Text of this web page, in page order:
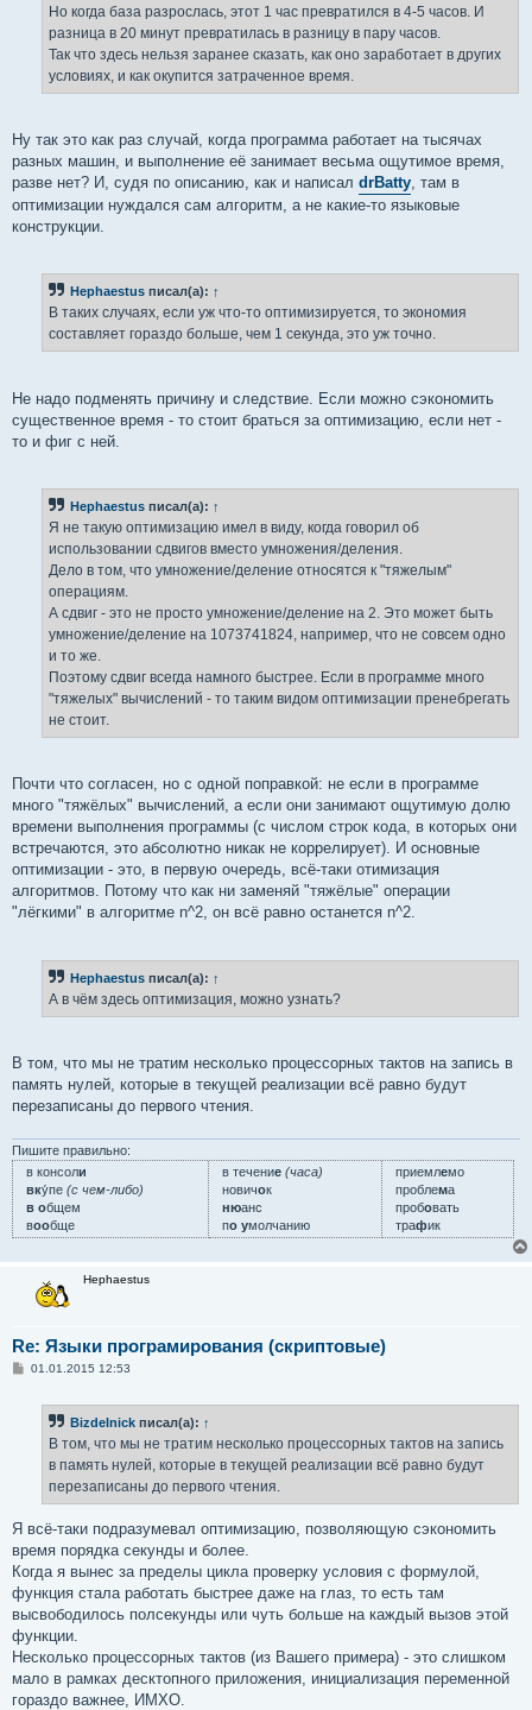
Но когда база разрослась, этот 1 час превратился в 4-5 часов. И
разница в 20 минут превратилась в разницу в пару часов.
Так что здесь нельзя заранее сказать, как оно заработает в других
условиях, и как окупится затраченное время.
Ну так это как раз случай, когда программа работает на тысячах
разных машин, и выполнение её занимает весьма ощутимое время,
разве нет? И, судя по описанию, как и написал drBatty , там в
оптимизации нуждался сам алгоритм, а не какие-то языковые
конструкции.
Hephaestus писал(а): ↑
В таких случаях, если уж что-то оптимизируется, то экономия
составляет гораздо больше, чем 1 секунда, это уж точно.
Не надо подменять причину и следствие. Если можно сэкономить
существенное время - то стоит браться за оптимизацию, если нет -
то и фиг с ней.
Hephaestus писал(а): ↑
Я не такую оптимизацию имел в виду, когда говорил об
использовании сдвигов вместо умножения/деления.
Дело в том, что умножение/деление относятся к "тяжелым"
операциям.
А сдвиг - это не просто умножение/деление на 2. Это может быть
умножение/деление на 1073741824, например, что не совсем одно
и то же.
Поэтому сдвиг всегда намного быстрее. Если в программе много
"тяжелых" вычислений - то таким видом оптимизации пренебрегать
не стоит.
Почти что согласен, но с одной поправкой: не если в программе
много "тяжёлых" вычислений, а если они занимают ощутимую долю
времени выполнения программы (с числом строк кода, в которых они
встречаются, это абсолютно никак не коррелирует). И основные
оптимизации - это, в первую очередь, всё-таки отимизация
алгоритмов. Потому что как ни заменяй "тяжёлые" операции
"лёгкими" в алгоритме n^2, он всё равно останется n^2.
Hephaestus писал(а): ↑
А в чём здесь оптимизация, можно узнать?
В том, что мы не тратим несколько процессорных тактов на запись в
память нулей, которые в текущей реализации всё равно будут
перезаписаны до первого чтения.
Пишите правильно:
в консоли
вку́пе (с чем-либо)
в общем
вообще
в течение (часа)
новичок
нюанс
по умолчанию
приемлемо
проблема
пробовать
трафик
Hephaestus
Re: Языки програмирования (скриптовые)
С01.01.2015 12:53
Bizdelnick писал(а): ↑
В том, что мы не тратим несколько процессорных тактов на запись
в память нулей, которые в текущей реализации всё равно будут
перезаписаны до первого чтения.
Я всё-таки подразумевал оптимизацию, позволяющую сэкономить
время порядка секунды и более.
Когда я вынес за пределы цикла проверку условия с формулой,
функция стала работать быстрее даже на глаз, то есть там
высвободилось полсекунды или чуть больше на каждый вызов этой
функции.
Несколько процессорных тактов (из Вашего примера) - это слишком
мало в рамках десктопного приложения, инициализация переменной
гораздо важнее, ИМХО.